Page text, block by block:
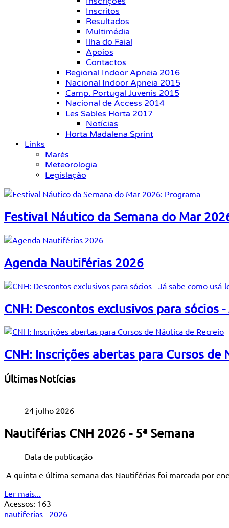
Inscritos
Resultados
Multimédia
Ilha do Faial
Apoios
Contactos
Regional Indoor Apneia 2016
Nacional Indoor Apneia 2015
Camp. Portugal Juvenis 2015
Nacional de Access 2014
Les Sables Horta 2017
Notícias
Horta Madalena Sprint
Links
Marés
Meteorologia
Legislação
Festival Náutico da Semana do Mar
Agenda Nautiférias 2026
CNH: Descontos exclusivos para sócios
CNH: Inscrições abertas para Cursos de
Últimas Notícias
24 julho 2026
Nautiférias CNH 2026 - 5ª Semana
Data de publicação
A quinta e última semana das Nautiférias foi marcada por
Ler mais...
Acessos: 163
nautiferias
2026